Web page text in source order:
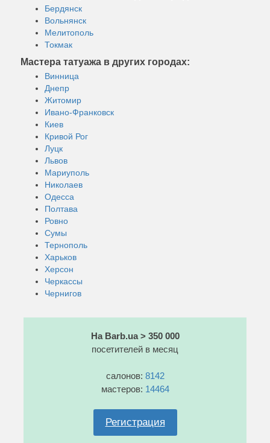
Бердянск
Вольнянск
Мелитополь
Токмак
Мастера татуажа в других городах:
Винница
Днепр
Житомир
Ивано-Франковск
Киев
Кривой Рог
Луцк
Львов
Мариуполь
Николаев
Одесса
Полтава
Ровно
Сумы
Тернополь
Харьков
Херсон
Черкассы
Чернигов
На Barb.ua > 350 000
посетителей в месяц
салонов: 8142
мастеров: 14464
Регистрация